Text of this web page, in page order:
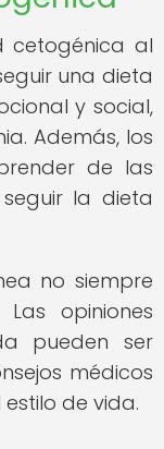
cetogénica al
una dieta
y social,
Además, los
de las
la dieta
no siempre
opiniones
pueden ser
médicos
de vida.